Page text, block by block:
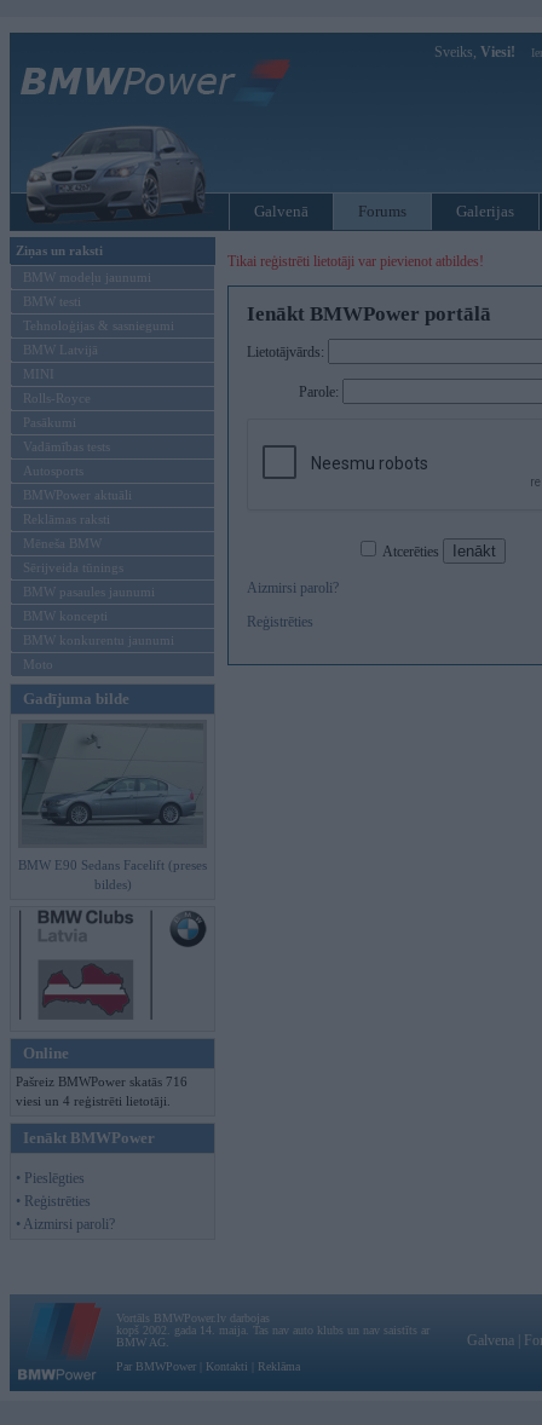
Sveiks, Viesi!
Galvenā Forums Galerijas
Ziņas un raksti
BMW modeļu jaunumi
BMW testi
Tehnoloģijas & sasniegumi
BMW Latvijā
MINI
Rolls-Royce
Pasākumi
Vadāmības tests
Autosports
BMWPower aktuāli
Reklāmas raksti
Mēneša BMW
Sērijveida tūnings
BMW pasaules jaunumi
BMW koncepti
BMW konkurentu jaunumi
Moto
Gadījuma bilde
BMW E90 Sedans Facelift (preses
bildes)
Online
Pašreiz BMWPower skatās 716
viesi un 4 reģistrēti lietotāji.
Ienākt BMWPower
• Pieslēgties
• Reģistrēties
• Aizmirsi paroli?
Tikai reģistrēti lietotāji var pievienot atbildes!
Ienākt BMWPower portālā
Lietotājvārds:
Parole:
Atcerēties
Aizmirsi paroli?
Reģistrēties
Vortāls BMWPower.lv darbojas
kopš 2002. gada 14. maija. Tas nav auto klubs un nav saistīts ar
BMW AG.
Par BMWPower
Kontakti Reklāma
Galvena